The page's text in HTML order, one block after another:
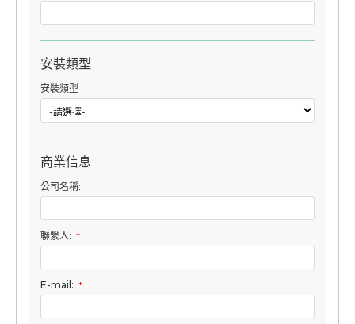
安裝類型
安裝類型
商業信息
公司名稱:
聯繫人: *
E-mail: *